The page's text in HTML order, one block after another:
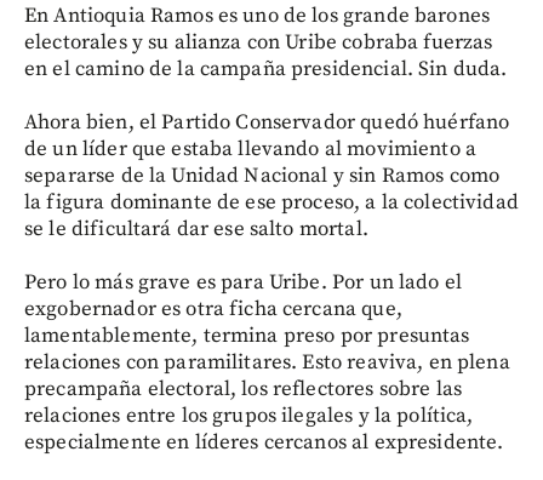
En Antioquia Ramos es uno de los grande barones
electorales y su alianza con Uribe cobraba fuerzas
en el camino de la campaña presidencial. Sin duda.
Ahora bien, el Partido Conservador quedó huérfano
de un líder que estaba llevando al movimiento a
separarse de la Unidad Nacional y sin Ramos como
la figura dominante de ese proceso, a la colectividad
se le dificultará dar ese salto mortal.
Pero lo más grave es para Uribe. Por un lado el
exgobernador es otra ficha cercana que,
lamentablemente, termina preso por presuntas
relaciones con paramilitares. Esto reaviva, en plena
precampaña electoral, los reflectores sobre las
relaciones entre los grupos ilegales y la política,
especialmente en líderes cercanos al expresidente.